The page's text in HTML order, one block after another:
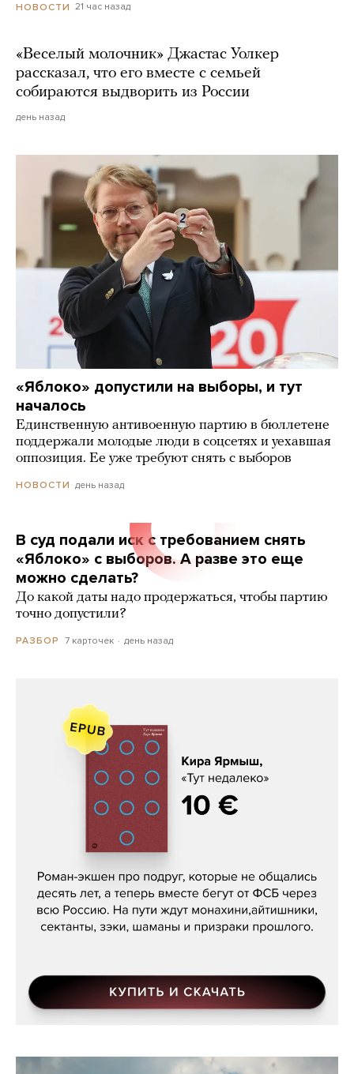
НОВОСТИ 21 час назад
«Веселый молочник» Джастас Уолкер
рассказал, что его вместе с семьей
собираются выдворить из России
день назад
«Яблоко» допустили на выборы, и тут
началось
Единственную антивоенную партию в бюллетене
поддержали молодые люди в соцсетях и уехавшая
оппозиция. Ее уже требуют снять с выборов
НОВОСТИ день назад
В суд подали иск с требованием снять
«Яблоко» с выборов. А разве это еще
можно сделать?
До какой даты надо продержаться, чтобы партию
точно допустили?
РАЗБОР 7 карточек день назад
Кира Ярмыш, «Тут недалеко»